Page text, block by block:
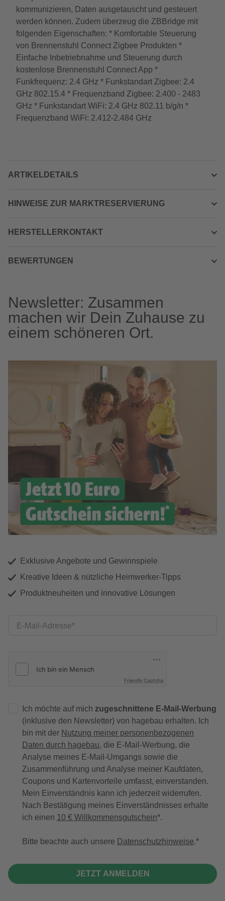
kommunizieren, Daten ausgetauscht und gesteuert
werden können. Zudem überzeug die ZBBridge mit
folgenden Eigenschaften: * Komfortable Steuerung
von Brennenstuhl Connect Zigbee Produkten *
Einfache Inbetriebnahme und Steuerung durch
kostenlose Brennenstuhl Connect App *
Funkfrequenz: 2.4 GHz * Funkstandart Zigbee: 2.4
GHz 802.15.4 * Frequenzband Zigbee: 2.400 - 2483
GHz * Funkstandart WiFi: 2.4 GHz 802.11 b/g/n *
Frequenzband WiFi: 2.412-2.484 GHz
ARTIKELDETAILS
HINWEISE ZUR MARKTRESERVIERUNG
HERSTELLERKONTAKT
BEWERTUNGEN
Newsletter: Zusammen
machen wir Dein Zuhause zu
einem schöneren Ort.
Exklusive Angebote und Gewinnspiele
Kreative Ideen & nützliche Heimwerker-Tipps
Produktneuheiten und innovative Lösungen
E-Mail-Adresse
Friendly Captcha
Ich möchte auf mich zugeschnittene E-Mail-Werbung
(inklusive den Newsletter) von hagebau erhalten. Ich
bin mit der Nutzung meiner personenbezogenen
Daten durch hagebau, die E-Mail-Werbung, die
Analyse meines E-Mail-Umgangs sowie die
Zusammenführung und Analyse meiner Kaufdaten,
Coupons und Kartenvorteile umfasst, einverstanden.
Mein Einverständnis kann ich jederzeit widerrufen.
Nach Bestätigung meines Einverständnisses erhalte
ich einen 10 € Willkommensgutschein*.
Bitte beachte auch unsere Datenschutzhinweise.
JETZT ANMELDEN